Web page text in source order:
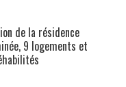
de la résidence
9 logements et